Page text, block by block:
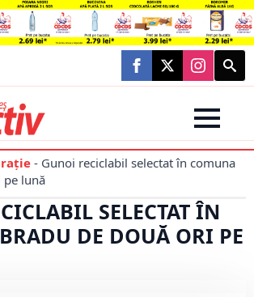
Search
for:
- Gunoi reciclabil selectat în comuna
pe lună
SELECTAT ÎN
DE DOUĂ ORI PE